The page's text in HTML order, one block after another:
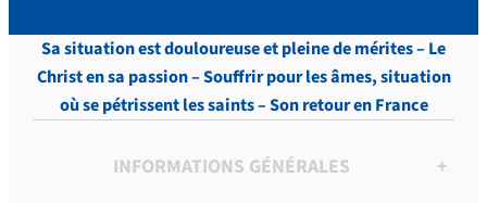
Sa situation est douloureuse et pleine de mérites – Le
Christ en sa passion – Souffrir pour les âmes, situation
où se pétrissent les saints – Son retour en France
INFORMATIONS GÉNÉRALES +